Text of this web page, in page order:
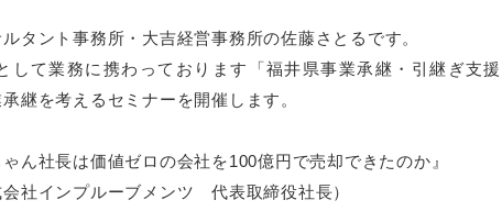
タント事務所・大吉経営事務所の佐藤さとるです。
して業務に携わっております「福井県事業承継・引継ぎ支
継を考えるセミナーを開催します。
ん社長は価値ゼロの会社を100億円で売却できたのか』
社インプルーブメンツ 代表取締役社長）